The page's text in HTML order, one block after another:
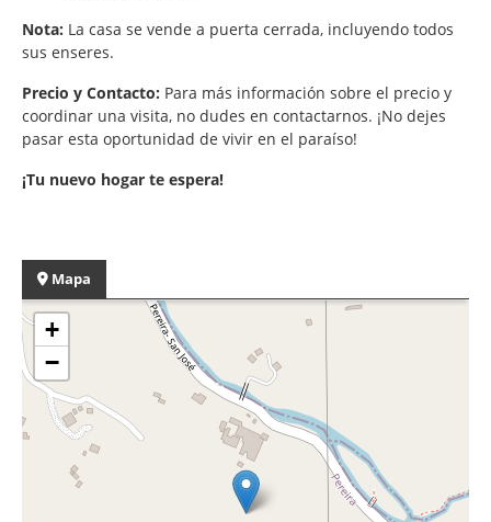
Nota: La casa se vende a puerta cerrada, incluyendo todos
sus enseres.
Precio y Contacto: Para más información sobre el precio y
coordinar una visita, no dudes en contactarnos. ¡No dejes
pasar esta oportunidad de vivir en el paraíso!
¡Tu nuevo hogar te espera!
Mapa
+
−